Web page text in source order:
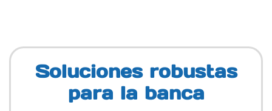
Soluciones robustas
para la banca